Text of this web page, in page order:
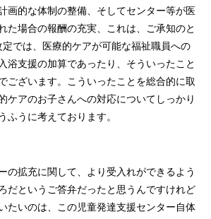
画的な体制の整備、そしてセンター等が医
た場合の報酬の充実、これは、ご承知のと
では、医療的ケアが可能な福祉職員への
浴支援の加算であったり、そういったこと
ございます。こういったことを総合的に取
ケアのお子さんへの対応についてしっかり
ふうに考えております。
の拡充に関して、より受入れができるよう
だというご答弁だったと思うんですけれど
たいのは、この児童発達支援センター自体